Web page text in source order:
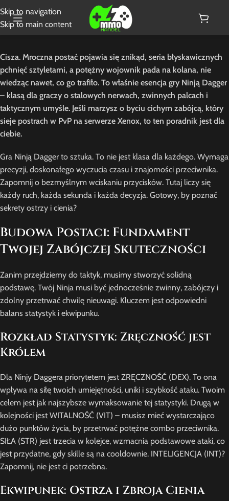
Skip to navigation
Skip to main content
Cisza. Mroczna postać pojawia się znikąd, seria błyskawicznych
pchnięć sztyletami, a potężny wojownik pada na kolana, nie
wiedząc nawet, co go trafiło. To właśnie esencja gry Ninją Dagger
– klasą dla graczy o stalowych nerwach, zwinnych palcach i
taktycznym umyśle. Jeśli marzysz o byciu cichym zabójcą, który
sieje postrach w PvP na serwerze Xenox, to ten poradnik jest dla
ciebie.
Gra Ninją Dagger to sztuka. To nie jest klasa dla każdego. Wymaga
precyzji, doskonałego wyczucia czasu i znajomości przeciwnika.
Zapomnij o bezmyślnym wciskaniu przycisków. Tutaj liczy się
każdy ruch, każda sekunda i każda decyzja. Gotowy, by poznać
sekrety ostrzy i cienia?
Budowa Postaci: Fundament
Twojej Zabójczej Skuteczności
Zanim przejdziemy do taktyk, musimy stworzyć solidną
podstawę. Twój Ninja musi być jednocześnie zwinny, zabójczy i
zdolny przetrwać chwilę nieuwagi. Kluczem jest odpowiedni
balans statystyk i ekwipunku.
Rozkład Statystyk: Zręczność jest
Królem
Dla Ninjy Daggera priorytetem jest ZRĘCZNOŚĆ (DEX). To ona
wpływa na siłę twoich umiejętności, uniki i szybkość ataku. Twoim
celem jest jak najszybsze wymaksowanie tej statystyki. Drugą w
kolejności jest WITALNOŚĆ (VIT) – musisz mieć wystarczająco
dużo punktów życia, by przetrwać potężne combo przeciwnika.
SIŁA (STR) jest trzecia w kolejce, wzmacnia podstawowe ataki, co
jest przydatne, gdy skille są na cooldownie. INTELIGENCJA (INT)?
Zapomnij, nie jest ci potrzebna.
Ekwipunek: Ostrza i Zbroja Cienia